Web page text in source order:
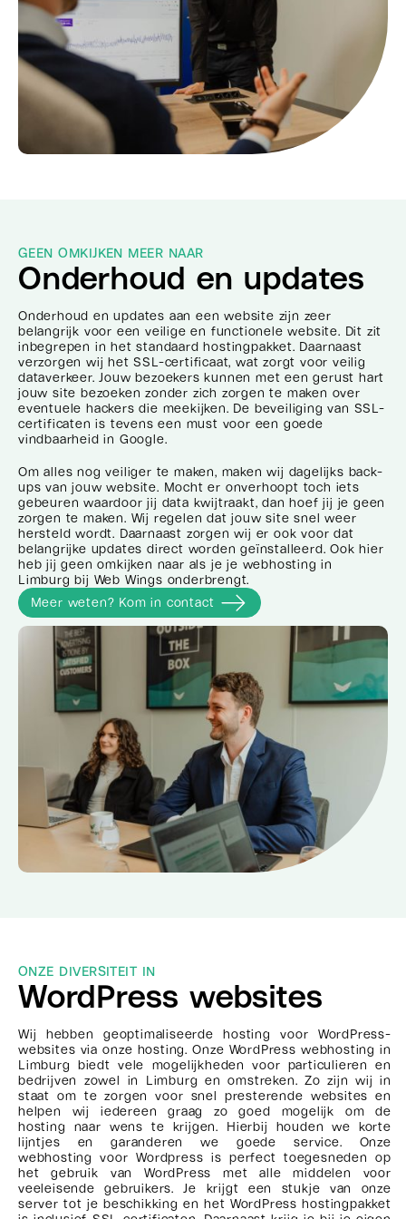
GEEN OMKIJKEN MEER NAAR
Onderhoud en updates
Onderhoud en updates aan een website zijn zeer
belangrijk voor een veilige en functionele website. Dit zit
inbegrepen in het standaard hostingpakket. Daarnaast
verzorgen wij het SSL-certificaat, wat zorgt voor veilig
dataverkeer. Jouw bezoekers kunnen met een gerust hart
jouw site bezoeken zonder zich zorgen te maken over
eventuele hackers die meekijken. De beveiliging van SSL-
certificaten is tevens een must voor een goede
vindbaarheid in Google.
Om alles nog veiliger te maken, maken wij dagelijks back-
ups van jouw website. Mocht er onverhoopt toch iets
gebeuren waardoor jij data kwijtraakt, dan hoef jij je geen
zorgen te maken. Wij regelen dat jouw site snel weer
hersteld wordt. Daarnaast zorgen wij er ook voor dat
belangrijke updates direct worden geïnstalleerd. Ook hier
heb jij geen omkijken naar als je je webhosting in
Limburg bij Web Wings onderbrengt.
Meer weten? Kom in contact
ONZE DIVERSITEIT IN
WordPress websites
Wij hebben geoptimaliseerde hosting voor WordPress-
websites via onze hosting. Onze WordPress webhosting in
Limburg biedt vele mogelijkheden voor particulieren en
bedrijven zowel in Limburg en omstreken. Zo zijn wij in
staat om te zorgen voor snel presterende websites en
helpen wij iedereen graag zo goed mogelijk om de
hosting naar wens te krijgen. Hierbij houden we korte
lijntjes en garanderen we goede service. Onze
webhosting voor Wordpress is perfect toegesneden op
het gebruik van WordPress met alle middelen voor
veeleisende gebruikers. Je krijgt een stukje van onze
server tot je beschikking en het WordPress hostingpakket